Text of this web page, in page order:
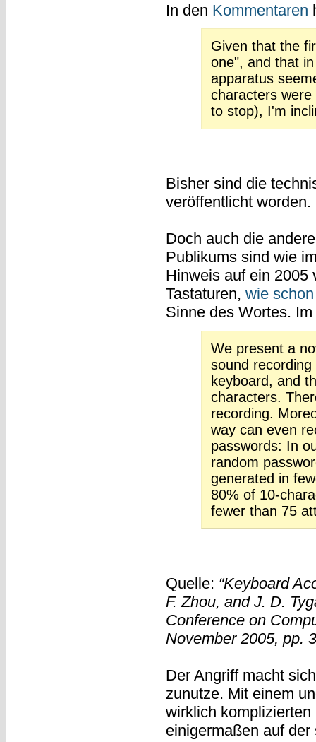
In den Kommentaren
Given that the
one", and that
apparatus
characters
to stop), I'm
Bisher sind die
veröffentlicht worden.
Doch auch die
Publikums sind wie
Hinweis auf ein 2005
Tastaturen, wie
Sinne des Wortes.
We present a
sound
keyboard, and
characters.
recording.
way can even
passwords: In
random
generated in
80% of 10-
fewer than 75
Quelle: “Keyboard
F. Zhou, and J. D.
Conference on
November 2005, pp.
Der Angriff macht
zunutze. Mit einem
wirklich
einigermaßen auf